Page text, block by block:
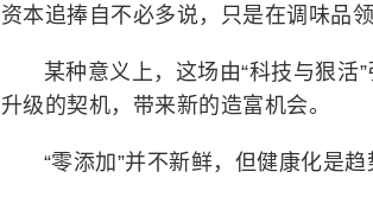
资本追捧自不必多说，只是在调味品
某种意义上，这场由“科技与狠活
升级的契机，带来新的造富机会。
“零添加”并不新鲜，但健康化是趋